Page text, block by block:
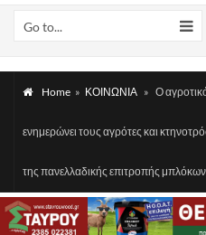
Go to...
Home » ΚΟΙΝΩΝΙΑ » Ο
ενημερώνει τους αγρότες και
της πανελλαδικής επιτροπής μπλόκων